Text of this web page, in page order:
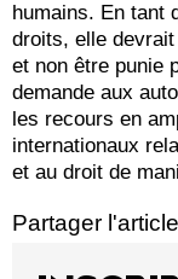
humains. En tant
droits, elle devrait
et non être punie
demande aux
les recours en
internationaux
et au droit de
Partager